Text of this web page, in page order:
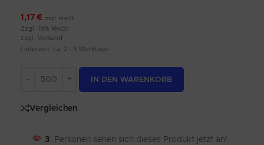
1,17 € zzgl. MwSt.
Zzgl. 19% MwSt.
zzgl. Versand
Lieferzeit: ca. 2 - 3 Werktage
IN DEN WARENKORB
Vergleichen
3 Personen sehen sich dieses Produkt jetzt an!